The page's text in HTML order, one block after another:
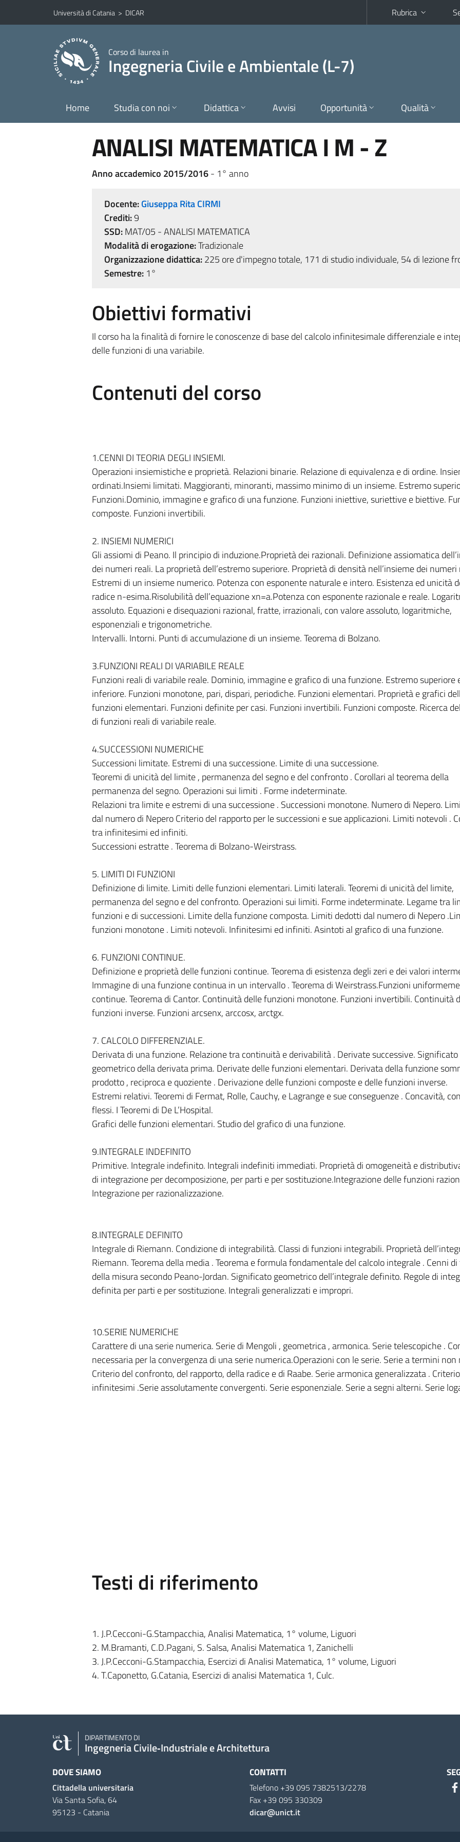
Vai al contenuto principale
Vai al menu di navigazione
Università di Catania > DICAR Rubrica
Corso di laurea in
Ingegneria Civile e Ambientale (L-7)
Home Studia con noi Didattica Avvisi Opportunità Qualità
ANALISI MATEMATICA I M - Z
Anno accademico 2015/2016- 1° anno
Docente:Giuseppa Rita CIRMI
Crediti:9
SSD:MAT/05 - ANALISI MATEMATICA
Modalità di erogazione:Tradizionale
Organizzazione didattica:225 ore d'impegno totale, 171 di studio individuale, 54 di lezione
Semestre:1°
Obiettivi formativi
Il corso ha la finalità di fornire le conoscenze di base del calcolo infinitesimale differenziale e
delle funzioni di una variabile.
Contenuti del corso
1.CENNI DI TEORIA DEGLI INSIEMI.
Operazioni insiemistiche e proprietà. Relazioni binarie. Relazione di equivalenza e di ordine.
ordinati.Insiemi limitati. Maggioranti, minoranti, massimo minimo di un insieme. Estremo
Funzioni.Dominio, immagine e grafico di una funzione. Funzioni iniettive, suriettive e biettive.
composte. Funzioni invertibili.
2. INSIEMI NUMERICI
Gli assiomi di Peano. Il principio di induzione.Proprietà dei razionali. Definizione assiomatica
dei numeri reali. La proprietà dell’estremo superiore. Proprietà di densità nell’insieme dei numeri
Estremi di un insieme numerico. Potenza con esponente naturale e intero. Esistenza ed unicità
radice n-esima.Risolubilità dell’equazione xn=a.Potenza con esponente razionale e reale.
assoluto. Equazioni e disequazioni razional, fratte, irrazionali, con valore assoluto, logaritmiche,
esponenziali e trigonometriche.
Intervalli. Intorni. Punti di accumulazione di un insieme. Teorema di Bolzano.
3.FUNZIONI REALI DI VARIABILE REALE
Funzioni reali di variabile reale. Dominio, immagine e grafico di una funzione. Estremo superiore
inferiore. Funzioni monotone, pari, dispari, periodiche. Funzioni elementari. Proprietà e grafici
funzioni elementari. Funzioni definite per casi. Funzioni invertibili. Funzioni composte. Ricerca
di funzioni reali di variabile reale.
4.SUCCESSIONI NUMERICHE
Successioni limitate. Estremi di una successione. Limite di una successione.
Teoremi di unicità del limite , permanenza del segno e del confronto . Corollari al teorema della
permanenza del segno. Operazioni sui limiti . Forme indeterminate.
Relazioni tra limite e estremi di una successione . Successioni monotone. Numero di Nepero.
dal numero di Nepero Criterio del rapporto per le successioni e sue applicazioni. Limiti notevoli .
tra infinitesimi ed infiniti.
Successioni estratte . Teorema di Bolzano-Weirstrass.
5. LIMITI DI FUNZIONI
Definizione di limite. Limiti delle funzioni elementari. Limiti laterali. Teoremi di unicità del limite,
permanenza del segno e del confronto. Operazioni sui limiti. Forme indeterminate. Legame tra
funzioni e di successioni. Limite della funzione composta. Limiti dedotti dal numero di Nepero
funzioni monotone . Limiti notevoli. Infinitesimi ed infiniti. Asintoti al grafico di una funzione.
6. FUNZIONI CONTINUE.
Definizione e proprietà delle funzioni continue. Teorema di esistenza degli zeri e dei valori
Immagine di una funzione continua in un intervallo . Teorema di Weirstrass.Funzioni
continue. Teorema di Cantor. Continuità delle funzioni monotone. Funzioni invertibili. Continuità
funzioni inverse. Funzioni arcsenx, arccosx, arctgx.
7. CALCOLO DIFFERENZIALE.
Derivata di una funzione. Relazione tra continuità e derivabilità . Derivate successive. Significato
geometrico della derivata prima. Derivate delle funzioni elementari. Derivata della funzione
prodotto , reciproca e quoziente . Derivazione delle funzioni composte e delle funzioni inverse.
Estremi relativi. Teoremi di Fermat, Rolle, Cauchy, e Lagrange e sue conseguenze . Concavità,
flessi. I Teoremi di De L’Hospital.
Grafici delle funzioni elementari. Studio del grafico di una funzione.
9.INTEGRALE INDEFINITO
Primitive. Integrale indefinito. Integrali indefiniti immediati. Proprietà di omogeneità e
di integrazione per decomposizione, per parti e per sostituzione.Integrazione delle funzioni
Integrazione per razionalizzazione.
8.INTEGRALE DEFINITO
Integrale di Riemann. Condizione di integrabilità. Classi di funzioni integrabili. Proprietà
Riemann. Teorema della media . Teorema e formula fondamentale del calcolo integrale . Cenni
della misura secondo Peano-Jordan. Significato geometrico dell’integrale definito. Regole di
definita per parti e per sostituzione. Integrali generalizzati e impropri.
10.SERIE NUMERICHE
Carattere di una serie numerica. Serie di Mengoli , geometrica , armonica. Serie telescopiche .
necessaria per la convergenza di una serie numerica.Operazioni con le serie. Serie a termini non
Criterio del confronto, del rapporto, della radice e di Raabe. Serie armonica generalizzata .
infinitesimi .Serie assolutamente convergenti. Serie esponenziale. Serie a segni alterni. Serie
Testi di riferimento
1. J.P.Cecconi-G.Stampacchia, Analisi Matematica, 1° volume, Liguori
2. M.Bramanti, C.D.Pagani, S. Salsa, Analisi Matematica 1, Zanichelli
3. J.P.Cecconi-G.Stampacchia, Esercizi di Analisi Matematica, 1° volume, Liguori
4. T.Caponetto, G.Catania, Esercizi di analisi Matematica 1, Culc.
DIPARTIMENTO DI
Ingegneria Civile‑Industriale e Architettura
DOVE SIAMO
Cittadella universitaria
Via Santa Sofia, 64
95123 - Catania
CONTATTI
Telefono +39 095 7382513/2278
Fax +39 095 330309
dicar@unict.it